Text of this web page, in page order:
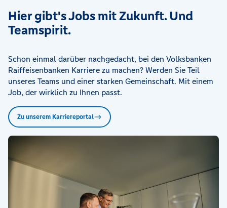
Hier gibt's Jobs mit Zukunft. Und
Teamspirit.
Schon einmal darüber nachgedacht, bei den Volksbanken
Raiffeisenbanken Karriere zu machen? Werden Sie Teil
unseres Teams und einer starken Gemeinschaft. Mit einem
Job, der wirklich zu Ihnen passt.
Zu unserem Karriereportal